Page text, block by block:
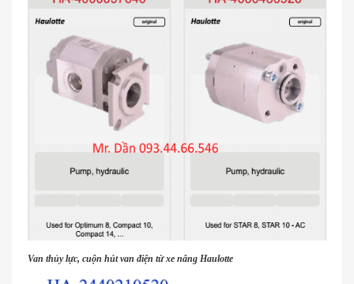
Van thủy lực, cuộn hút van điện từ xe nâng Haulotte